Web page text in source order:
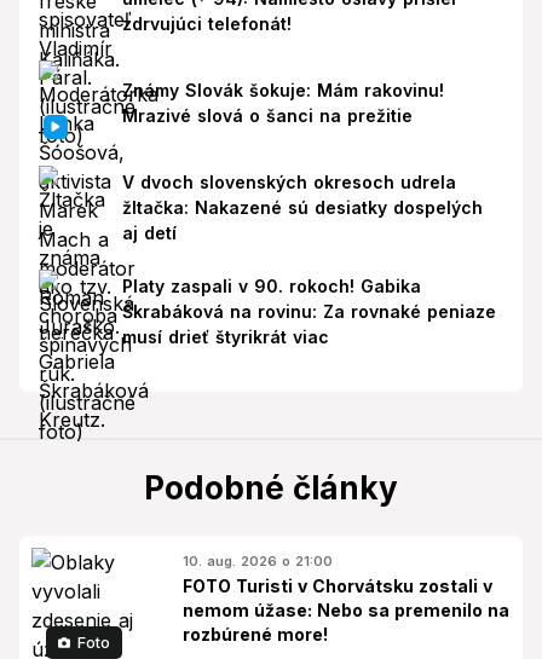
zdrvujúci telefonát!
Známy Slovák šokuje: Mám rakovinu!
Mrazivé slová o šanci na prežitie
V dvoch slovenských okresoch udrela
žltačka: Nakazené sú desiatky dospelých
aj detí
Platy zaspali v 90. rokoch! Gabika
Škrabáková na rovinu: Za rovnaké peniaze
musí drieť štyrikrát viac
Podobné články
Foto
10. aug. 2026 o 21:00
FOTO Turisti v Chorvátsku zostali v
nemom úžase: Nebo sa premenilo na
rozbúrené more!